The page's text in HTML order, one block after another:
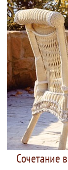
Сочетание